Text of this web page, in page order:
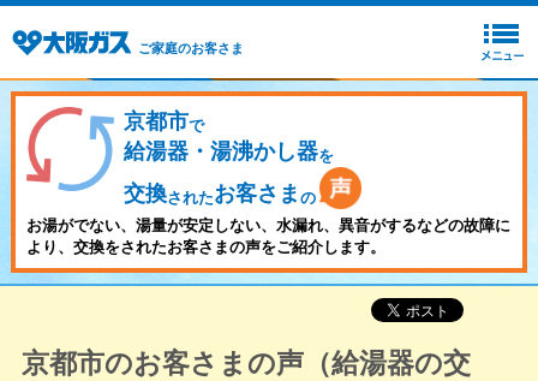
ご家庭のお客さま
京都市で
給湯器・湯沸かし器を
交換されたお客さま の
お湯がでない、湯量が安定しない、水漏れ、異音がするなどの故障に
より、交換をされたお客さまの声をご紹介します。
京都市のお客さまの声（給湯器の交